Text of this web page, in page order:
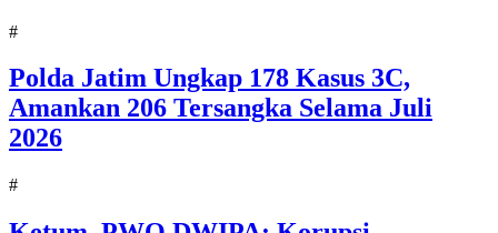
#
Polda Jatim Ungkap 178 Kasus 3C,
Amankan 206 Tersangka Selama Juli
2026
#